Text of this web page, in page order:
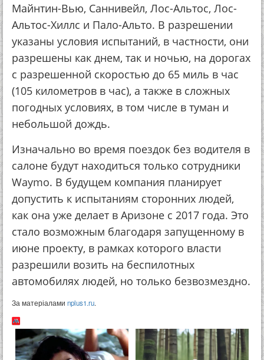
Майнтин-Вью, Саннивейл, Лос-Альтос, Лос-
Альтос-Хиллс и Пало-Альто. В разрешении
указаны условия испытаний, в частности, они
разрешены как днем, так и ночью, на дорогах
с разрешенной скоростью до 65 миль в час
(105 километров в час), а также в сложных
погодных условиях, в том числе в туман и
небольшой дождь.
Изначально во время поездок без водителя в
салоне будут находиться только сотрудники
Waymo. В будущем компания планирует
допустить к испытаниям сторонних людей,
как она уже делает в Аризоне с 2017 года. Это
стало возможным благодаря запущенному в
июне проекту, в рамках которого власти
разрешили возить на беспилотных
автомобилях людей, но только безвозмездно.
За матеріалами nplus1.ru.